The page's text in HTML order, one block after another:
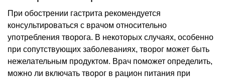
При обострении гастрита рекомендуется
консультироваться с врачом относительно
употребления творога. В некоторых случаях, особенно
при сопутствующих заболеваниях, творог может быть
нежелательным продуктом. Врач поможет определить,
можно ли включать творог в рацион питания при